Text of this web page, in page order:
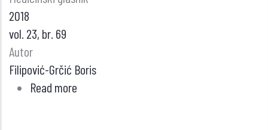
2018
vol. 23, br. 69
Autor
Filipović-Grčić Boris
Read more